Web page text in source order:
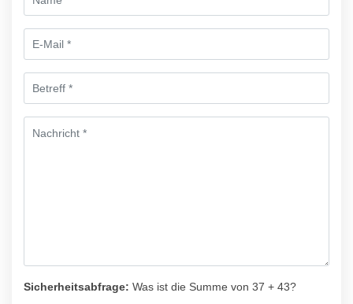
Sicherheitsabfrage: Was ist die Summe von 37 + 43?